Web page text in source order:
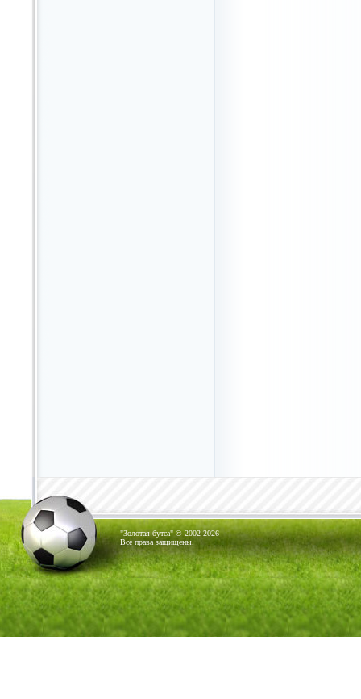
"Золотая бутса" © 2002-2026
Все права защищены.